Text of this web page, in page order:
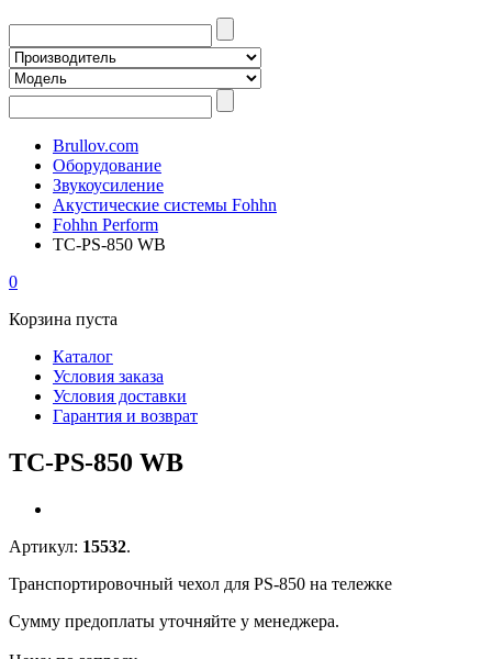
Brullov.com
Оборудование
Звукоусиление
Акустические системы Fohhn
Fohhn Perform
TC-PS-850 WB
0
Корзина пуста
Каталог
Условия заказа
Условия доставки
Гарантия и возврат
TC-PS-850 WB
Артикул: 15532.
Транспортировочный чехол для PS-850 на тележке
Сумму предоплаты уточняйте у менеджера.